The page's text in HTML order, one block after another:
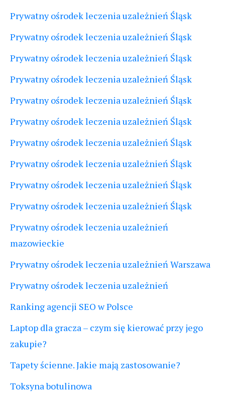
Prywatny ośrodek leczenia uzależnień Śląsk
Prywatny ośrodek leczenia uzależnień Śląsk
Prywatny ośrodek leczenia uzależnień Śląsk
Prywatny ośrodek leczenia uzależnień Śląsk
Prywatny ośrodek leczenia uzależnień Śląsk
Prywatny ośrodek leczenia uzależnień Śląsk
Prywatny ośrodek leczenia uzależnień Śląsk
Prywatny ośrodek leczenia uzależnień Śląsk
Prywatny ośrodek leczenia uzależnień Śląsk
Prywatny ośrodek leczenia uzależnień Śląsk
Prywatny ośrodek leczenia uzależnień
mazowieckie
Prywatny ośrodek leczenia uzależnień Warszawa
Prywatny ośrodek leczenia uzależnień
Ranking agencji SEO w Polsce
Laptop dla gracza – czym się kierować przy jego
zakupie?
Tapety ścienne. Jakie mają zastosowanie?
Toksyna botulinowa